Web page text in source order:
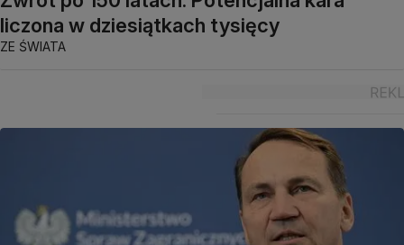
liczona w dziesiątkach tysięcy
ZE ŚWIATA